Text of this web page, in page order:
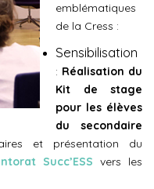
emblématiques
de la Cress :
Sensibilisation
: Réalisation du
Kit de stage
pour les élèves
du secondaire
et présentation du
Succ’ESS vers les